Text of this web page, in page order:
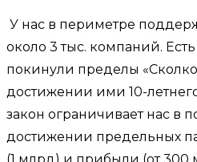
У нас в периметре
около 3 тыс. компаний.
покинули пределы
достижении ими 10-летнего
закон ограничивает нас в
достижении предельных